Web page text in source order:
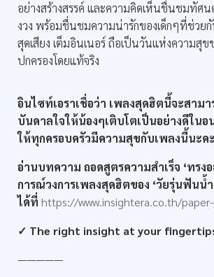
อย่างสร้างสรรค์ และความคิดเห็นชื่นชมทัศ
งวง พร้อมชื่นชมความน่ารักของเด็กๆที่ช่วยกั
สุดเสียง เต็มอินเนอร์ ถือเป็นวันแห่งความสุข
ปกครองโดยแท้จริง
อินไซท์เอราเชื่อว่า เพลงสุดฮิตนี้จะสามา
บันดาลใจให้น้องๆเติบโตเป็นอย่างดีใน
ให้ทุกครอบครัวมีความสุขกับเพลงนี้นะคะ
อ่านบทความ ถอดสูตรความสำเร็จ ‘ทรง
การณ์วงการเพลงสุดฮิตของ ‘วัยรุ่นฟันน้
ได้ที่ https://www.insightera.co.th/
✓ The right insight at your
—————